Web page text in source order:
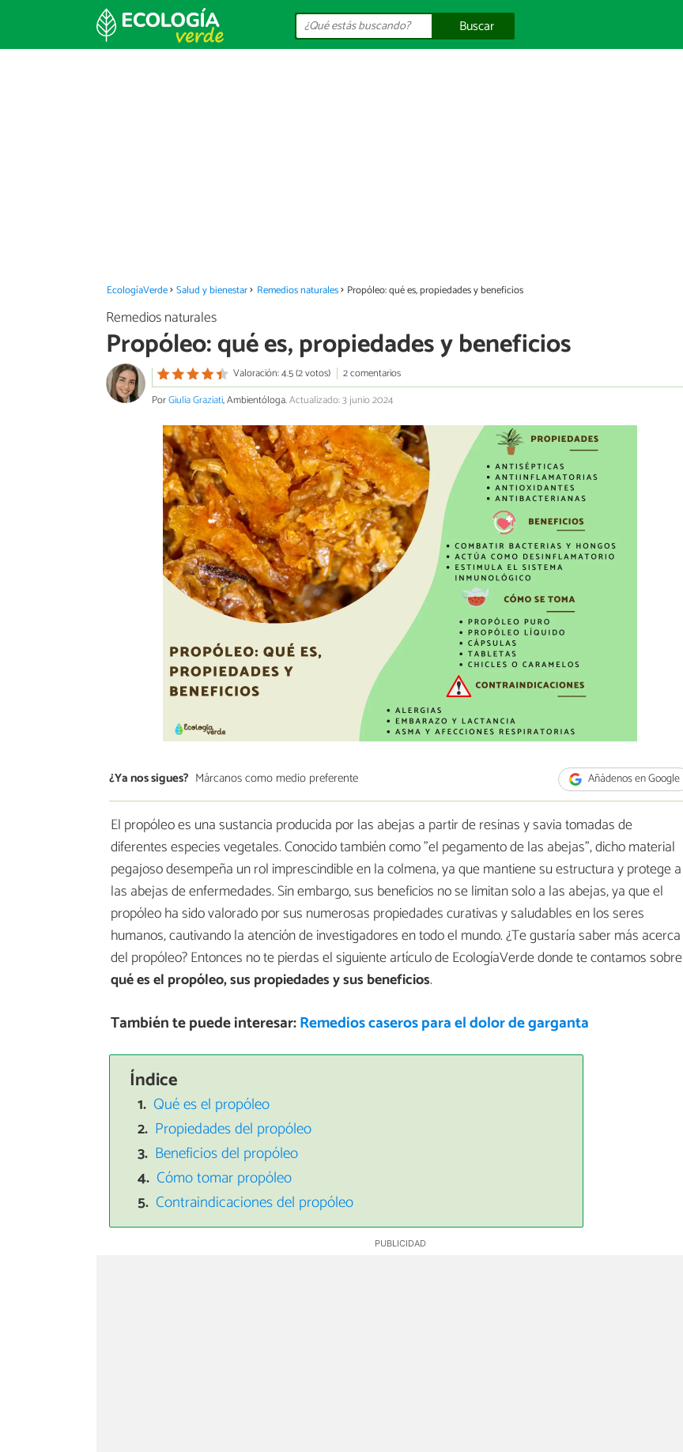
Buscar
EcologíaVerde Salud y bienestar Remedios naturales Propóleo: qué es, propiedades y beneficios
Remedios naturales
Propóleo: qué es, propiedades y beneficios
Valoración: 4.5 (2 votos)
2 comentarios
PorGiulia Graziati, Ambientóloga.Actualizado: 3 junio 2024
¿Ya nos sigues? Márcanos como medio preferente Añádenos en Google
El propóleo es una sustancia producida por las abejas a partir de resinas y savia tomadas de
diferentes especies vegetales. Conocido también como "el pegamento de las abejas", dicho material
pegajoso desempeña un rol imprescindible en la colmena, ya que mantiene su estructura y protege a
las abejas de enfermedades. Sin embargo, sus beneficios no se limitan solo a las abejas, ya que el
propóleo ha sido valorado por sus numerosas propiedades curativas y saludables en los seres
humanos, cautivando la atención de investigadores en todo el mundo. ¿Te gustaría saber más acerca
del propóleo? Entonces no te pierdas el siguiente artículo de EcologíaVerde donde te contamos sobre
qué es el propóleo, sus propiedades y sus beneficios.
También te puede interesar:Remedios caseros para el dolor de garganta
Índice
Qué es el propóleo
Propiedades del propóleo
Beneficios del propóleo
Cómo tomar propóleo
Contraindicaciones del propóleo